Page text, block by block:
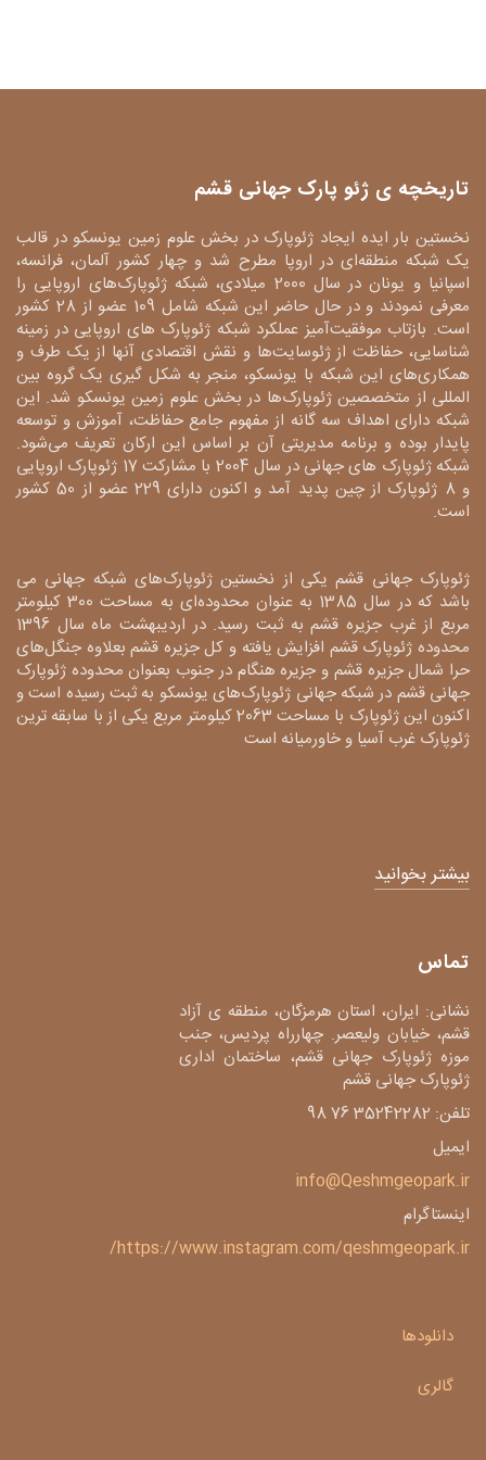
تاریخچه ی ژئو پارک جهانی قشم
نخستین بار ایده ایجاد ژئوپارک در بخش علوم زمین یونسکو در قالب
یک شبکه منطقه‌ای در اروپا مطرح شد و چهار کشور آلمان، فرانسه،
اسپانیا و یونان در سال 2000 میلادی، شبکه ژئوپارک‌های اروپایی را
معرفی نمودند و در حال حاضر این شبکه شامل 109 عضو از 28 کشور
است. بازتاب موفقیت‌آمیز عملکرد شبکه ژئوپارک های اروپایی در زمینه
شناسایی، حفاظت از ژئوسایت‌ها و نقش اقتصادی آنها از یک طرف و
همکاری‌های این شبکه با یونسکو، منجر به شکل گیری یک گروه بین
المللی از متخصصین ژئوپارک‌ها در بخش علوم زمین یونسکو شد. این
شبکه دارای اهداف سه گانه از مفهوم جامع حفاظت، آموزش و توسعه
پایدار بوده و برنامه مدیریتی آن بر اساس این ارکان تعریف می‌شود.
شبکه ژئوپارک های جهانی در سال 2004 با مشارکت 17 ژئوپارک اروپایی
و 8 ژئوپارک از چین پدید آمد و اکنون دارای 229 عضو از 50 کشور
است.
ژئوپارک جهانی قشم یکی از نخستین ژئوپارک‌های شبکه جهانی می
باشد که در سال 1385 به عنوان محدوده‌ای به مساحت 300 کیلومتر
مربع از غرب جزیره قشم به ثبت رسید. در اردیبهشت ماه سال 1396
محدوده ژئوپارک قشم افزایش یافته و کل جزیره قشم بعلاوه جنگل‌های
حرا شمال جزیره قشم و جزیره هنگام در جنوب بعنوان محدوده ژئوپارک
جهانی قشم در شبکه جهانی ژئوپارک‌های یونسکو به ثبت رسیده است و
اکنون این ژئوپارک با مساحت 2063 کیلومتر مربع یکی از با سابقه ترین
ژئوپارک غرب آسیا و خاورمیانه است
بیشتر بخوانید
تماس
نشانی: ایران، استان هرمزگان، منطقه ی آزاد
قشم، خیابان ولیعصر. چهارراه پردیس، جنب
موزه ژئوپارک جهانی قشم، ساختمان اداری
ژئوپارک جهانی قشم
تلفن: 35242282 76 98
ایمیل
info@Qeshmgeopark.ir
اینستاگرام
https://www.instagram.com/qeshmgeopark.ir/
دانلودها
گالری